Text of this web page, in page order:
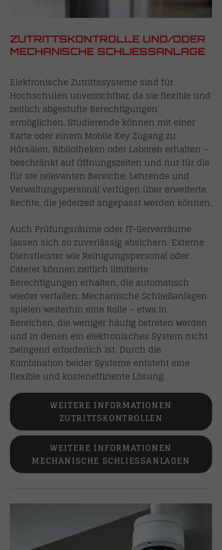
ZUTRITTSKONTROLLE UND/ODER
MECHANISCHE SCHLIESSANLAGE
Elektronische Zutrittssysteme sind für
Hochschulen unverzichtbar, da sie flexible und
zeitlich abgestufte Berechtigungen
ermöglichen. Studierende können mit einer
Karte oder einem Mobile Key Zugang zu
Hörsälen, Bibliotheken oder Laboren erhalten –
beschränkt auf Öffnungszeiten und nur für die
für sie relevanten Bereiche. Lehrende und
Verwaltungspersonal verfügen über erweiterte
Rechte, die jederzeit angepasst werden können.
Auch Prüfungsräume oder IT-Serverräume
lassen sich so zuverlässig absichern. Externe
Dienstleister wie Reinigungspersonal oder
Caterer können zeitlich limitierte
Berechtigungen erhalten, die automatisch
wieder verfallen. Mechanische Schließanlagen
spielen weiterhin eine Rolle – etwa in
Bereichen, die weniger häufig betreten werden
und in denen ein elektronisches System nicht
zwingend erforderlich ist. Durch die
Kombination beider Systeme entsteht eine
flexible und kosteneffiziente Lösung.
WEITERE INFORMATIONEN
ZUTRITTSKONTROLLEN
WEITERE INFORMATIONEN
MECHANISCHE SCHLIESSANLAGEN